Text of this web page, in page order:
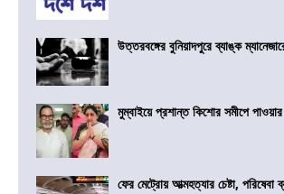
উত্তরবঙ্গের বুনিয়াদপুরে ব্যাঙ্ক
মুম্বাইয়ে প্রশান্ত কিশোর সমীপে পাওয়ার
ফের মেট্রোয় আত্মহত্যার চেষ্টা, পরিষেবা